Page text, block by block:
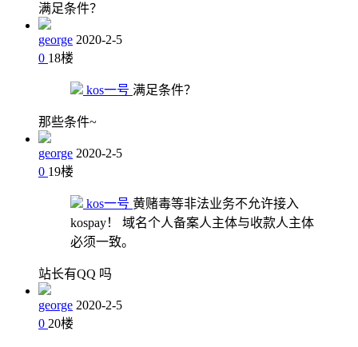
满足条件？
george 2020-2-5
0 18楼
kos一号 满足条件？
那些条件~
george 2020-2-5
0 19楼
kos一号 黄赌毒等非法业务不允许接入
kospay！ 域名个人备案人主体与收款人主体
必须一致。
站长有QQ 吗
george 2020-2-5
0 20楼